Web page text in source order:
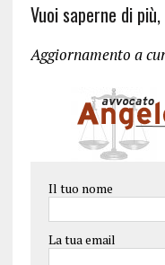
Vuoi saperne di
Aggiornamento a
Il tuo nome
La tua email